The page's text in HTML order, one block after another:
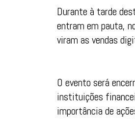
Durante à tarde
entram em pauta,
viram as vendas
O evento será
instituições
importância de